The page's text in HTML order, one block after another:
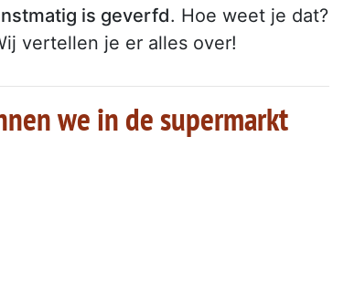
is geverfd. Hoe weet je dat?
vertellen je er alles over!
we in de supermarkt